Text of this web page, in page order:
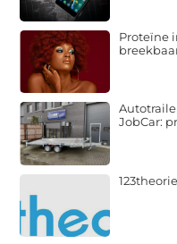
Proteïne
JobCar: